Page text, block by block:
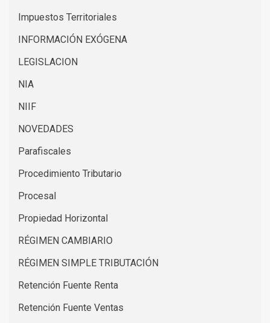
Impuestos Territoriales
INFORMACIÓN EXÓGENA
LEGISLACION
NIA
NIIF
NOVEDADES
Parafiscales
Procedimiento Tributario
Procesal
Propiedad Horizontal
RÉGIMEN CAMBIARIO
RÉGIMEN SIMPLE TRIBUTACIÓN
Retención Fuente Renta
Retención Fuente Ventas